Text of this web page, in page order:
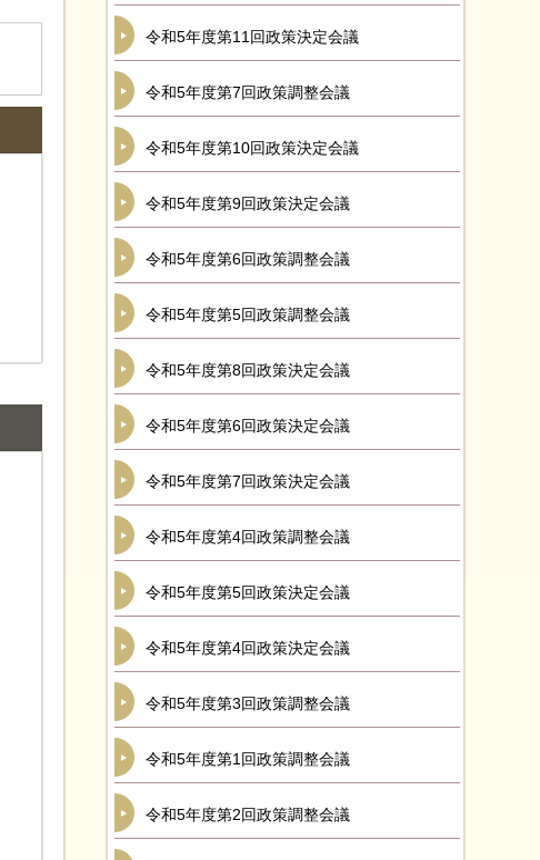
令和5年度第11回政策決定会議
令和5年度第7回政策調整会議
令和5年度第10回政策決定会議
令和5年度第9回政策決定会議
令和5年度第6回政策調整会議
令和5年度第5回政策調整会議
令和5年度第8回政策決定会議
令和5年度第6回政策決定会議
令和5年度第7回政策決定会議
令和5年度第4回政策調整会議
令和5年度第5回政策決定会議
令和5年度第4回政策決定会議
令和5年度第3回政策調整会議
令和5年度第1回政策調整会議
令和5年度第2回政策調整会議